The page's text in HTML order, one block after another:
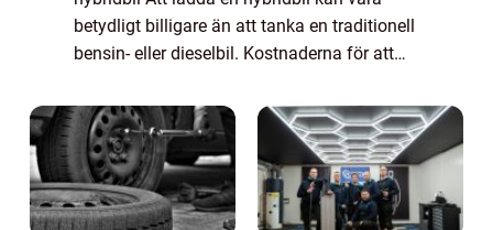
betydligt billigare än att tanka en traditionell
bensin- eller dieselbil. Kostnaderna för att
olika faktorer såsom typ...